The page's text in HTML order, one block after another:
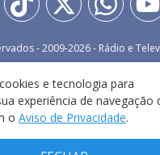
- 2009-2026- Rádio e
FALE CONOSCO
PRIVACIDADE
E CONDIÇÕES DE USO
e tecnologia para
experiência de navegação
o Aviso de Privacidade.